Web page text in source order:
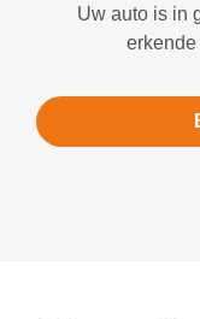
Uw auto is in